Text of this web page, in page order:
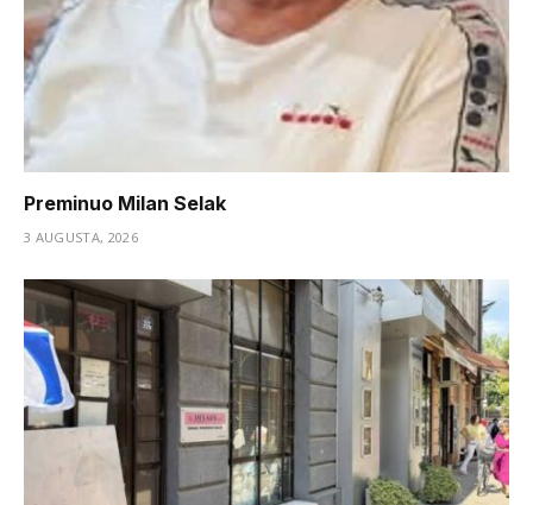
Preminuo Milan Selak
3 AUGUSTA, 2026